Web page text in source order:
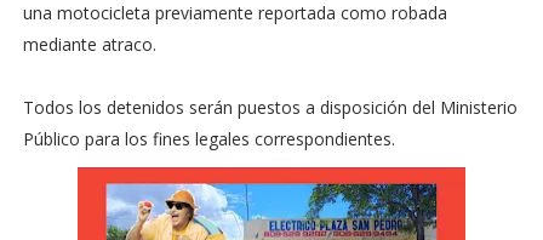
una motocicleta previamente reportada como robada
mediante atraco.
Todos los detenidos serán puestos a disposición del Ministerio
Público para los fines legales correspondientes.